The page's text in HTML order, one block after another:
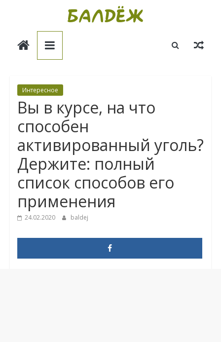
Балдёж
Интересное
Вы в курсе, на что
способен
активированный уголь?
Держите: полный
список способов его
применения
24.02.2020 baldej